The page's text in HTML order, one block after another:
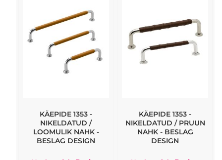
KÄEPIDE 1353 -
NIKELDATUD /
LOOMULIK NAHK -
BESLAG DESIGN
KÄEPIDE 1353 -
NIKELDATUD / PRUUN
NAHK - BESLAG
DESIGN